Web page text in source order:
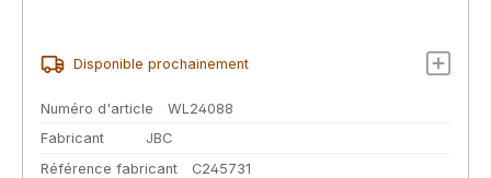
Disponible prochainement
Numéro d'article
WL24088
Fabricant
JBC
Référence fabricant
C245731